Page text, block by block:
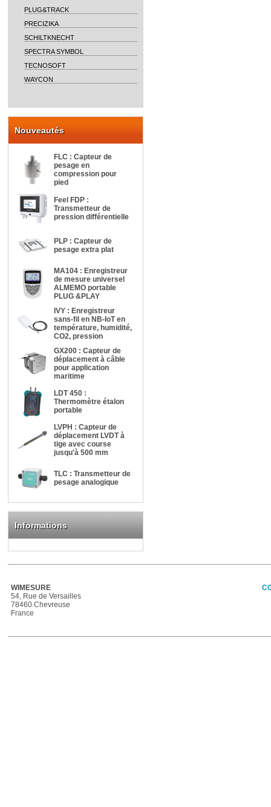
PLUG&TRACK
PRECIZIKA
SCHILTKNECHT
SPECTRA SYMBOL
TECNOSOFT
WAYCON
Nouveautés
FLC : Capteur de
pesage en
compression pour
pied
Feel FDP :
Transmetteur de
pression différentielle
PLP : Capteur de
pesage extra plat
MA104 : Enregistreur
de mesure universel
ALMEMO portable
PLUG &PLAY
IVY : Enregistreur
sans-fil en NB-IoT en
température, humidité,
CO2, pression
GX200 : Capteur de
déplacement à câble
pour application
maritime
LDT 450 :
Thermomètre étalon
portable
LVPH : Capteur de
déplacement LVDT à
tige avec course
jusqu'à 500 mm
TLC : Transmetteur de
pesage analogique
Informations
WIMESURE
54, Rue de Versailles
78460 Chevreuse
France